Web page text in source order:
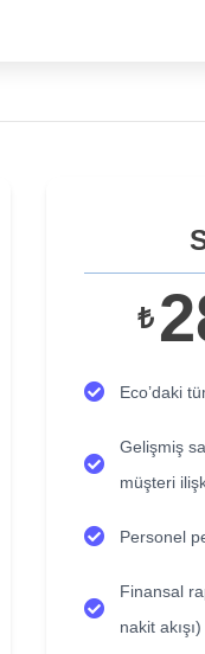
₺
Eco’daki
Gelişmiş
müşteri
Personel
Finansal
nakit akışı)